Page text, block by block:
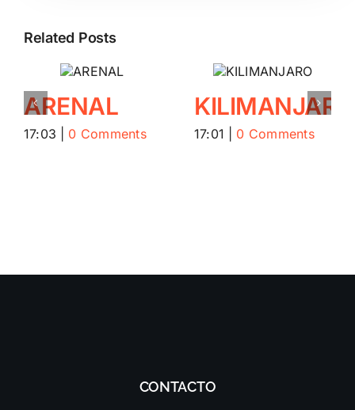
Related Posts
ARENAL
17:03 0 Comments
KILIMANJARO
17:01 0 Comments
CONTACTO